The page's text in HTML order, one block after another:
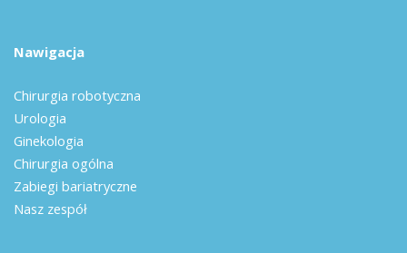
Nawigacja
Chirurgia robotyczna
Urologia
Ginekologia
Chirurgia ogólna
Zabiegi bariatryczne
Nasz zespół